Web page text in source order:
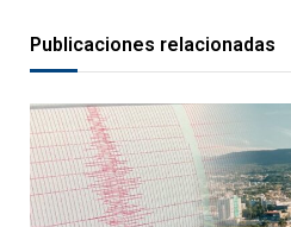
Publicaciones relacionadas